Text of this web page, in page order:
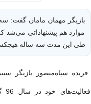
بازیگر مهمان مامان گفت:
موارد هم پیشنهاداتی می‌شد
طی این مدت سه ساله هیچکس
فریده سپاه‌منصور بازیگر